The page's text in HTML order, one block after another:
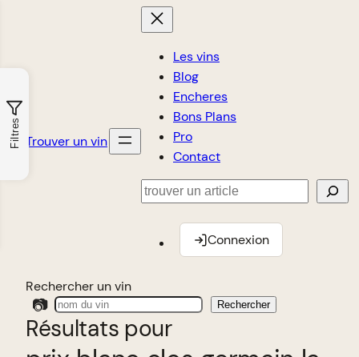
Trouver un vin
Les vins
Blog
Encheres
Bons Plans
Pro
Contact
Rechercher
Connexion
Rechercher un vin
📷 Rechercher
Résultats pour
Filtres